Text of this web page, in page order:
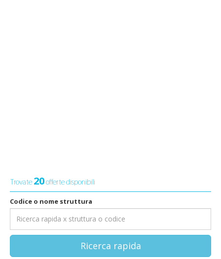
Trovate20offerte disponibili
Codice o nome struttura
Ricerca rapida